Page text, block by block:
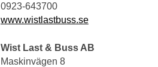
0923-643700
www.wistlastbuss.se
Wist Last & Buss AB
Maskinvägen 8